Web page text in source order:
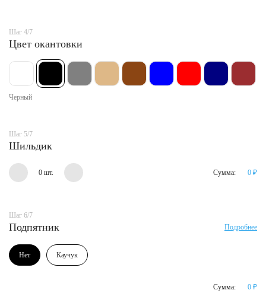
Шаг 4/7
Цвет окантовки
Черный
Шаг 5/7
Шильдик
0 шт. Сумма: 0 ₽
Шаг 6/7
Подпятник Подробнее
Нет Каучук
Сумма: 0 ₽